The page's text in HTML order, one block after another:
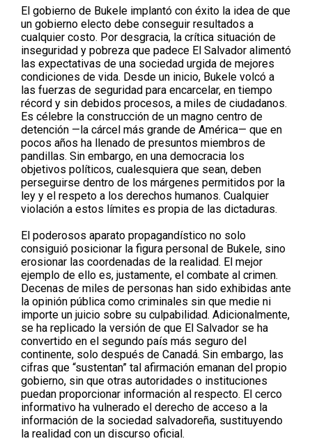
El gobierno de Bukele implantó con éxito la idea de que
un gobierno electo debe conseguir resultados a
cualquier costo. Por desgracia, la crítica situación de
inseguridad y pobreza que padece El Salvador alimentó
las expectativas de una sociedad urgida de mejores
condiciones de vida. Desde un inicio, Bukele volcó a
las fuerzas de seguridad para encarcelar, en tiempo
récord y sin debidos procesos, a miles de ciudadanos.
Es célebre la construcción de un magno centro de
detención —la cárcel más grande de América— que en
pocos años ha llenado de presuntos miembros de
pandillas. Sin embargo, en una democracia los
objetivos políticos, cualesquiera que sean, deben
perseguirse dentro de los márgenes permitidos por la
ley y el respeto a los derechos humanos. Cualquier
violación a estos límites es propia de las dictaduras.
El poderosos aparato propagandístico no solo
consiguió posicionar la figura personal de Bukele, sino
erosionar las coordenadas de la realidad. El mejor
ejemplo de ello es, justamente, el combate al crimen.
Decenas de miles de personas han sido exhibidas ante
la opinión pública como criminales sin que medie ni
importe un juicio sobre su culpabilidad. Adicionalmente,
se ha replicado la versión de que El Salvador se ha
convertido en el segundo país más seguro del
continente, solo después de Canadá. Sin embargo, las
cifras que “sustentan” tal afirmación emanan del propio
gobierno, sin que otras autoridades o instituciones
puedan proporcionar información al respecto. El cerco
informativo ha vulnerado el derecho de acceso a la
información de la sociedad salvadoreña, sustituyendo
la realidad con un discurso oficial.